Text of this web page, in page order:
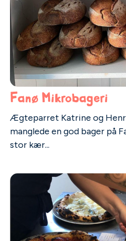
Fanø Mikrobageri
Ægteparret Katrine og
manglede en god bager på
stor kær...